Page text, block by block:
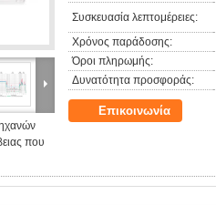
που
Συσκευασία λεπτομέρειες:
Χρόνος παράδοσης:
Όροι πληρωμής:
Δυνατότητα προσφοράς:
Επικοινωνία